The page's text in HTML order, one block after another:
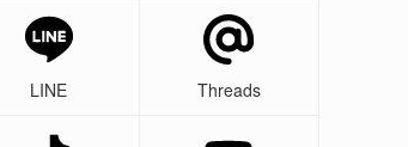
LINE Threads